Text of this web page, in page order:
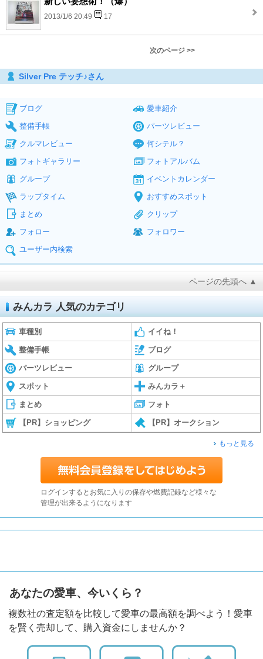
2013/1/6 20:49 17
次のページ >>
Silver Pre テッチ♪さん
ブログ
愛車紹介
整備手帳
パーツレビュー
クルマレビュー
何シテル？
フォトギャラリー
フォトアルバム
グループ
イベントカレンダー
ラップタイム
おすすめスポット
まとめ
クリップ
フォロー
フォロワー
ユーザー内検索
ページの先頭へ ▲
みんカラ 人気のカテゴリ
車種別 イイね！
整備手帳 ブログ
パーツレビュー グループ
スポット みんカラ＋
まとめ フォト
【PR】ショッピング 【PR】オークション
もっと見る
ログインするとお気に入りの保存や燃費記録など様々な
管理が出来るようになります
あなたの愛車、今いくら？
複数社の査定額を比較して愛車の最高額を調べよう！愛車
を賢く売却して、購入資金にしませんか？